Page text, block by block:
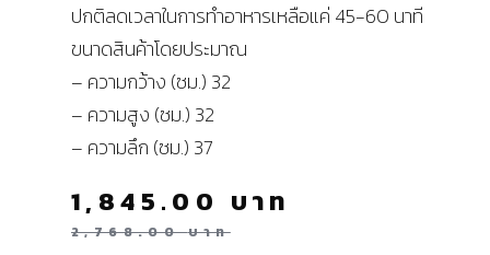
ปกติลดเวลาในการทำอาหารเหลือแค่ 45-60 นาที
ขนาดสินค้าโดยประมาณ
– ความกว้าง (ซม.) 32
– ความสูง (ซม.) 32
– ความลึก (ซม.) 37
2,768.00บาท
1,845.00 บาท